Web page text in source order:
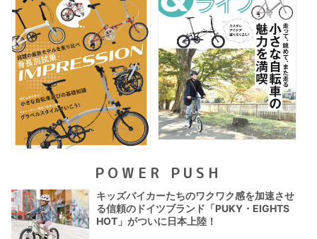
POWER PUSH
キッズバイカーたちのワクワク感を加速させ
る信頼のドイツブランド「PUKY・EIGHTS
HOT」がついに日本上陸！